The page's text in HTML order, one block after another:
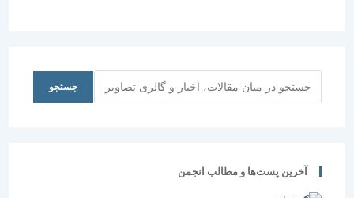
معماران
معاصر ایران
جستجو
آخرین پست‌ها و مطالب انجمن